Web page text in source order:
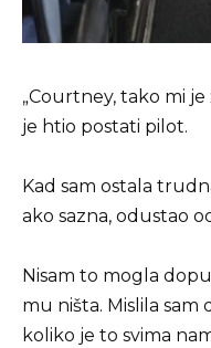
„Courtney, tako mi je
je htio postati pilot.
Kad sam ostala
ako sazna, odustao
Nisam to mogla
mu ništa. Mislila sam
koliko je to svima